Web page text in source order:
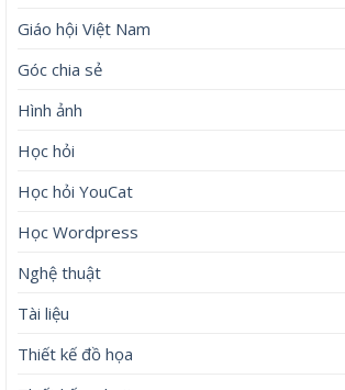
Giáo hội Việt Nam
Góc chia sẻ
Hình ảnh
Học hỏi
Học hỏi YouCat
Học Wordpress
Nghệ thuật
Tài liệu
Thiết kế đồ họa